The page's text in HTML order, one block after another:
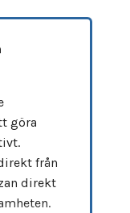
göra
från
direkt